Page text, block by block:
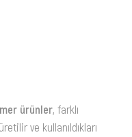
ürünler, farklı
ve kullanıldıkları